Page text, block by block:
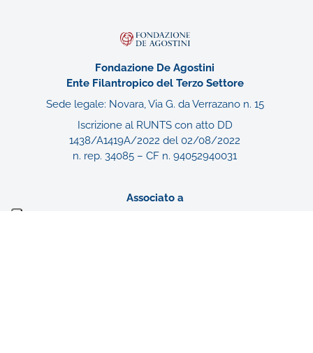
Fondazione De Agostini
Ente Filantropico del Terzo Settore
Sede legale: Novara, Via G. da Verrazano n. 15
Iscrizione al RUNTS con atto DD
1438/A1419A/2022 del 02/08/2022
n. rep. 34085 – CF n. 94052940031
Associato a